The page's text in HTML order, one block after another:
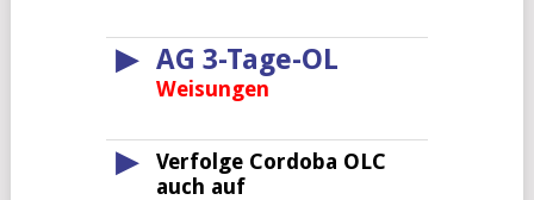
▶ AG 3-Tage-OL
Weisungen
▶
Verfolge Cordoba OLC
auch auf